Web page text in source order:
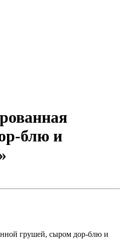
блю и
грушей, сыром дор-блю и